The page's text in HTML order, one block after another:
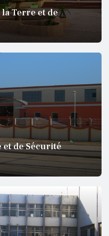
la Terre et de
de Sécurité